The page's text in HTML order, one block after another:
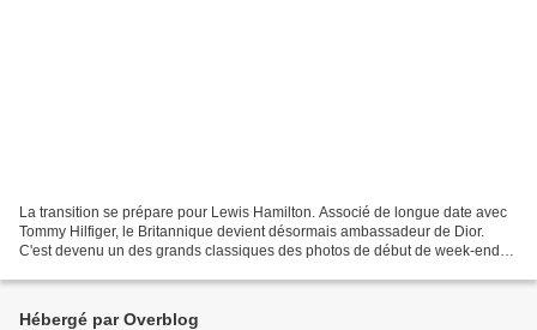
La transition se prépare pour Lewis Hamilton. Associé de longue date avec
Tommy Hilfiger, le Britannique devient désormais ambassadeur de Dior.
C'est devenu un des grands classiques des photos de début de week-end
Hébergé par Overblog